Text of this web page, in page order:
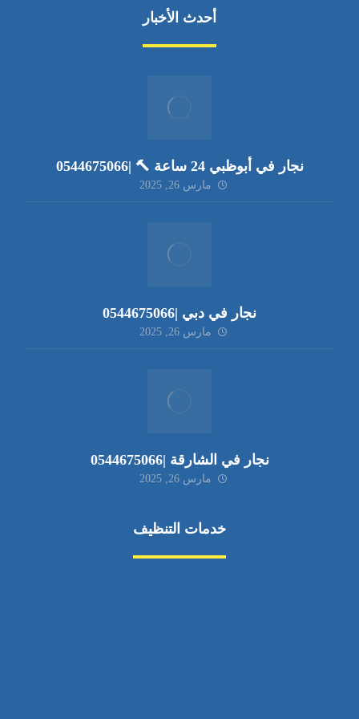
أحدث الأخبار
نجار في أبوظبي 24 ساعة 🔨 |0544675066
مارس 26, 2025
نجار في دبي |0544675066
مارس 26, 2025
نجار في الشارقة |0544675066
مارس 26, 2025
خدمات التنظيف